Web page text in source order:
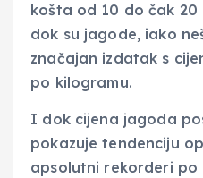
košta od 10 do čak
dok su jagode, iako
značajan izdatak s
po kilogramu.
I dok cijena jagoda
pokazuje tendenciju
apsolutni rekorderi po